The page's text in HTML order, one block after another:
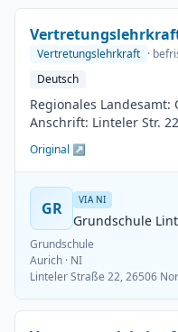
Vertretungslehrkraft ·
Deutsch
Regionales
Anschrift: Linteler Str.
Original ↗
GR VIA NI
Grundschule
Grundschule
Aurich · NI
Linteler Straße 22, 26506